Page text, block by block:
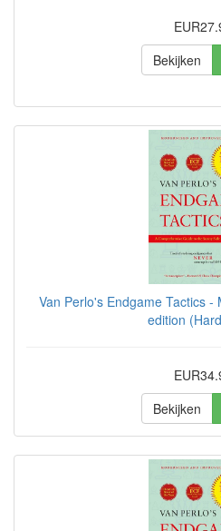
Bekijken
Van Perlo's Endgame Tactics
edition
Bekijken